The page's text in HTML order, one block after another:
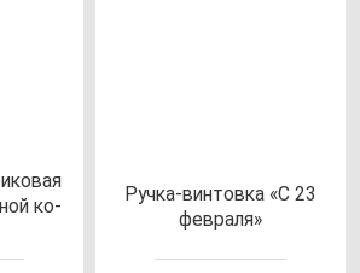
ко­
Руч­ка-вин­тов­ка «С 23
фев­ра­ля»